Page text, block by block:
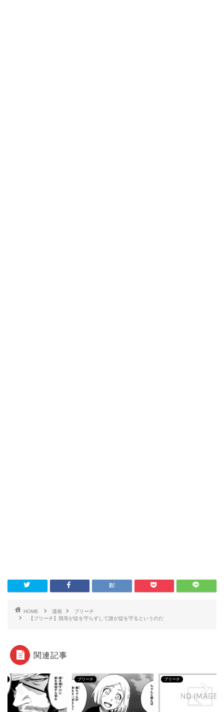
HOME 漫画
ブリーチ
【ブリーチ】我等が掟を守らずして誰が掟を守るというのだ
関連記事
ブリーチ ブリーチ